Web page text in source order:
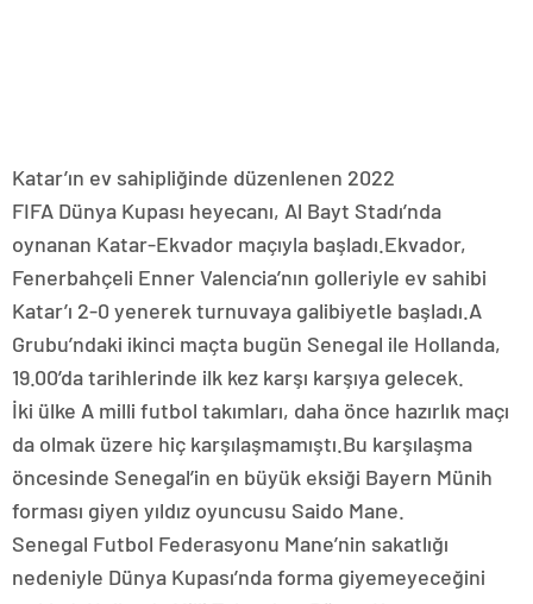
Katar’ın ev sahipliğinde düzenlenen 2022
FIFA Dünya Kupası heyecanı, Al Bayt Stadı’nda
oynanan Katar-Ekvador maçıyla başladı.Ekvador,
Fenerbahçeli Enner Valencia’nın golleriyle ev sahibi
Katar’ı 2-0 yenerek turnuvaya galibiyetle başladı.A
Grubu’ndaki ikinci maçta bugün Senegal ile Hollanda,
19.00’da tarihlerinde ilk kez karşı karşıya gelecek.
İki ülke A milli futbol takımları, daha önce hazırlık maçı
da olmak üzere hiç karşılaşmamıştı.Bu karşılaşma
öncesinde Senegal’in en büyük eksiği Bayern Münih
forması giyen yıldız oyuncusu Saido Mane.
Senegal Futbol Federasyonu Mane’nin sakatlığı
nedeniyle Dünya Kupası’nda forma giyemeyeceğini